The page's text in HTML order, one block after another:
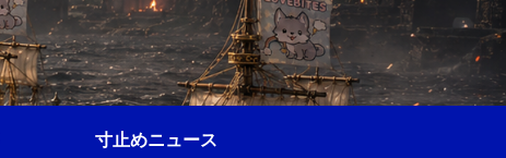
寸止めニュース